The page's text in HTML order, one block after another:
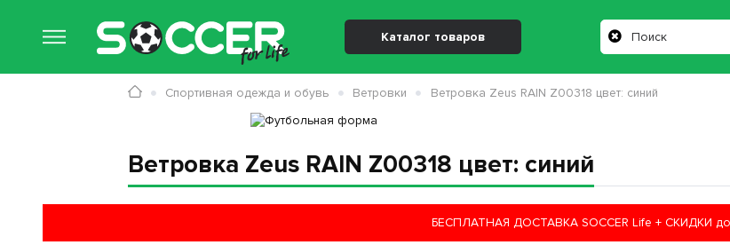
Ветровка Zeus RAIN Z00318 цвет: синий
БЕСПЛАТНАЯ ДОСТАВКА SOCCER Life + СКИДКИ
Каталог товаров
Спортивная одежда и обувь Ветровки Ветровка Zeus RAIN Z00318 цвет: синий